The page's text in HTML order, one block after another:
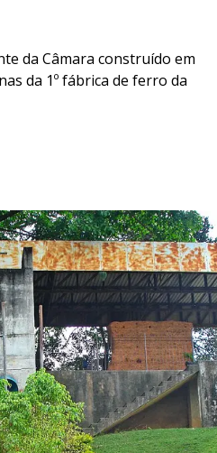
da Câmara construído em
da 1º fábrica de ferro da